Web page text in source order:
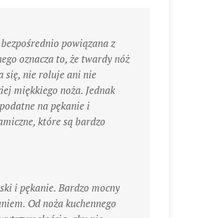
powiązana z
oznacza to, że twardy nóż
się, nie roluje ani nie
miękkiego noża. Jednak
na pękanie i
które są bardzo
i pękanie. Bardzo mocny
Od noża kuchennego